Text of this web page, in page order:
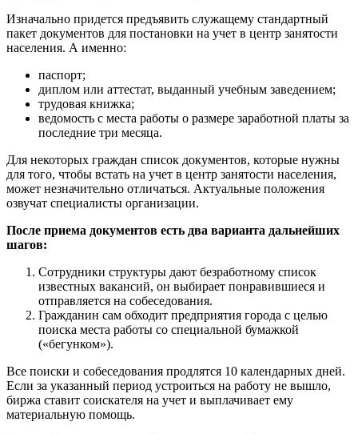
Изначально придется предъявить служащему стандартный
пакет документов для постановки на учет в центр занятости
населения. А именно:
паспорт;
диплом или аттестат, выданный учебным заведением;
трудовая книжка;
ведомость с места работы о размере заработной платы за
последние три месяца.
Для некоторых граждан список документов, которые нужны
для того, чтобы встать на учет в центр занятости населения,
может незначительно отличаться. Актуальные положения
озвучат специалисты организации.
После приема документов есть два варианта дальнейших
шагов:
Сотрудники структуры дают безработному список
известных вакансий, он выбирает понравившиеся и
отправляется на собеседования.
Гражданин сам обходит предприятия города с целью
поиска места работы со специальной бумажкой
(«бегунком»).
Все поиски и собеседования продлятся 10 календарных дней.
Если за указанный период устроиться на работу не вышло,
биржа ставит соискателя на учет и выплачивает ему
материальную помощь.